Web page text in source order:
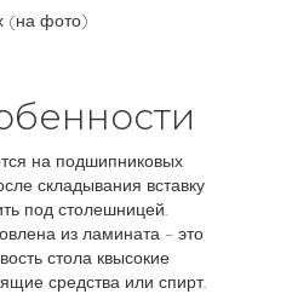
(на фото)
на подшипниковых
складывания вставку
под столешницей.
​​из ламината – это
стола квысокие
средства или спирт.